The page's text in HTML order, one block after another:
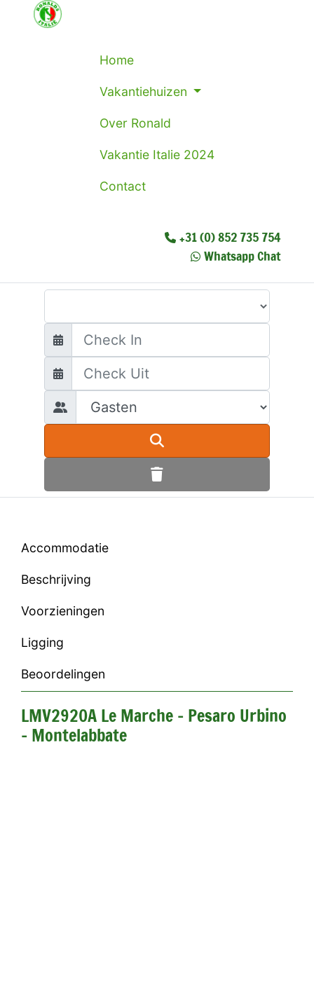
Home
Vakantiehuizen
Over Ronald
Vakantie Italie 2024
Contact
+31 (0) 852 735 754
Whatsapp Chat
Accommodatie
Beschrijving
Voorzieningen
Ligging
Beoordelingen
LMV2920A Le Marche - Pesaro Urbino
- Montelabbate